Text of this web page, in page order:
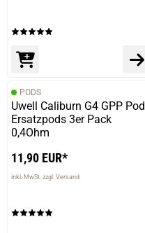
PODS
Uwell Caliburn G4 GPP Pod
Ersatzpods 3er Pack
0,4Ohm
11,90 EUR*
inkl. MwSt. zzgl. Versand